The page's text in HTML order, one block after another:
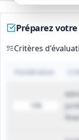
Traçabilité exigée :
d’extrusion, traçabilité
Conditionnement,
Conditionnement et
conditionnement et
Délai limite
Préparez
Critères
Pondération